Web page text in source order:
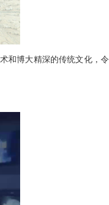
和博大精深的传统文化，令